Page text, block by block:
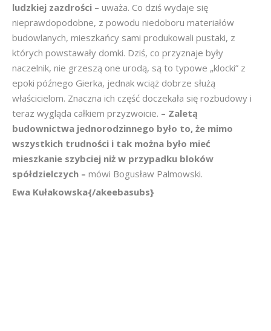
ludzkiej zazdrości – uważa. Co dziś wydaje się
nieprawdopodobne, z powodu niedoboru materiałów
budowlanych, mieszkańcy sami produkowali pustaki, z
których powstawały domki. Dziś, co przyznaje były
naczelnik, nie grzeszą one urodą, są to typowe „klocki” z
epoki późnego Gierka, jednak wciąż dobrze służą
właścicielom. Znaczna ich część doczekała się rozbudowy i
teraz wygląda całkiem przyzwoicie. – Zaletą
budownictwa jednorodzinnego było to, że mimo
wszystkich trudności i tak można było mieć
mieszkanie szybciej niż w przypadku bloków
spółdzielczych – mówi Bogusław Palmowski.
Ewa Kułakowska{/akeebasubs}